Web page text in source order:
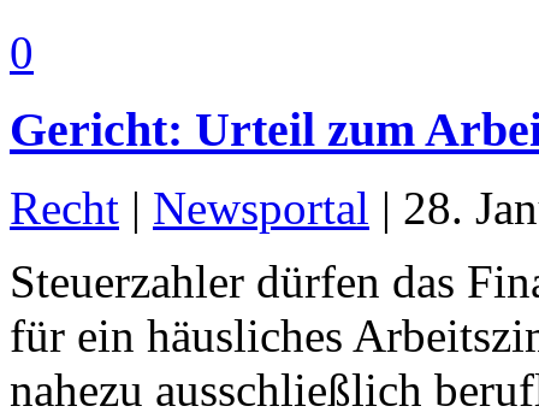
0
Gericht: Urteil zum
Recht | Newsportal | 28.
Steuerzahler dürfen das
für ein häusliches
nahezu ausschließlich